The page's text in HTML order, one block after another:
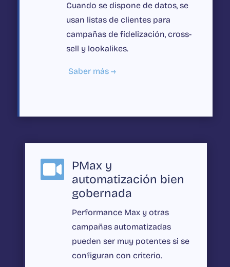
Cuando se dispone de datos, se
usan listas de clientes para
campañas de fidelización, cross-
sell y lookalikes.
Saber más →

PMax y
automatización bien
gobernada
Performance Max y otras
campañas automatizadas
pueden ser muy potentes si se
configuran con criterio.